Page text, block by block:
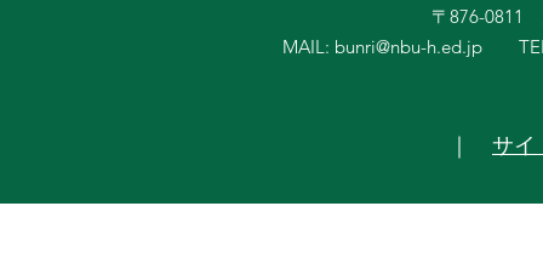
〒876-0811
MAIL: bunri@nbu-h.ed.jp
｜ サイ